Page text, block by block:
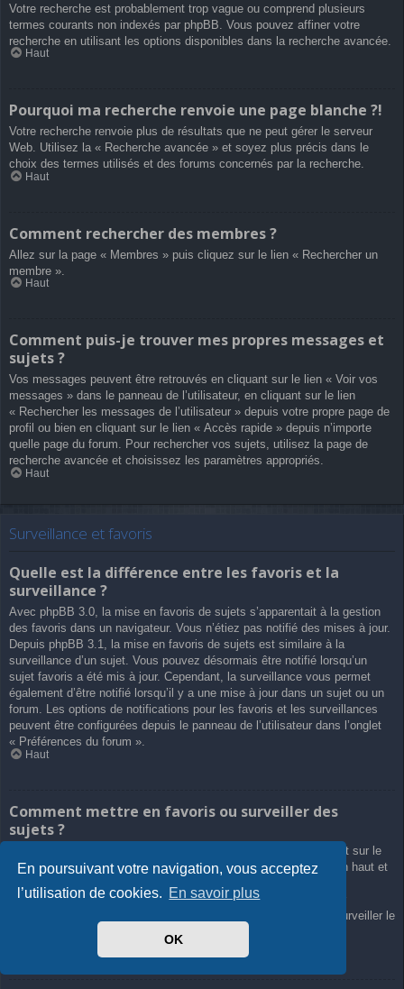
En poursuivant votre navigation, vous acceptez
l’utilisation de cookies. En savoir plus
OK
Votre recherche est probablement trop vague ou comprend plusieurs
termes courants non indexés par phpBB. Vous pouvez affiner votre
recherche en utilisant les options disponibles dans la recherche avancée.
Haut
Pourquoi ma recherche renvoie une page blanche ?!
Votre recherche renvoie plus de résultats que ne peut gérer le serveur
Web. Utilisez la « Recherche avancée » et soyez plus précis dans le
choix des termes utilisés et des forums concernés par la recherche.
Haut
Comment rechercher des membres ?
Allez sur la page « Membres » puis cliquez sur le lien « Rechercher un
membre ».
Haut
Comment puis-je trouver mes propres messages et
sujets ?
Vos messages peuvent être retrouvés en cliquant sur le lien « Voir vos
messages » dans le panneau de l’utilisateur, en cliquant sur le lien
« Rechercher les messages de l’utilisateur » depuis votre propre page de
profil ou bien en cliquant sur le lien « Accès rapide » depuis n’importe
quelle page du forum. Pour rechercher vos sujets, utilisez la page de
recherche avancée et choisissez les paramètres appropriés.
Haut
Surveillance et favoris
Quelle est la différence entre les favoris et la
surveillance ?
Avec phpBB 3.0, la mise en favoris de sujets s’apparentait à la gestion
des favoris dans un navigateur. Vous n’étiez pas notifié des mises à jour.
Depuis phpBB 3.1, la mise en favoris de sujets est similaire à la
surveillance d’un sujet. Vous pouvez désormais être notifié lorsqu’un
sujet favoris a été mis à jour. Cependant, la surveillance vous permet
également d’être notifié lorsqu’il y a une mise à jour dans un sujet ou un
forum. Les options de notifications pour les favoris et les surveillances
peuvent être configurées depuis le panneau de l’utilisateur dans l’onglet
« Préférences du forum ».
Haut
Comment mettre en favoris ou surveiller des
sujets ?
Vous pouvez ajouter aux favoris ou surveiller un sujet en cliquant sur le
lien approprié dans le menu « Outils de sujet », souvent placé en haut et
Répondre à un sujet en cochant la case du formulaire « M’avertir
lorsqu’une réponse est postée » vous permettra également de surveiller le